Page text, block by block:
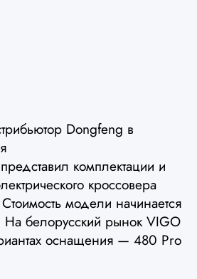
Dongfeng в
представил комплектации и
кроссовера
Стоимость модели начинается
белорусский рынок VIGO
оснащения — 480 Pro